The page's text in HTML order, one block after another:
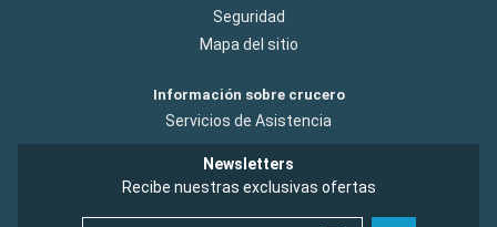
Seguridad
Mapa del sitio
Información sobre crucero
Servicios de Asistencia
Newsletters
Recibe nuestras exclusivas ofertas